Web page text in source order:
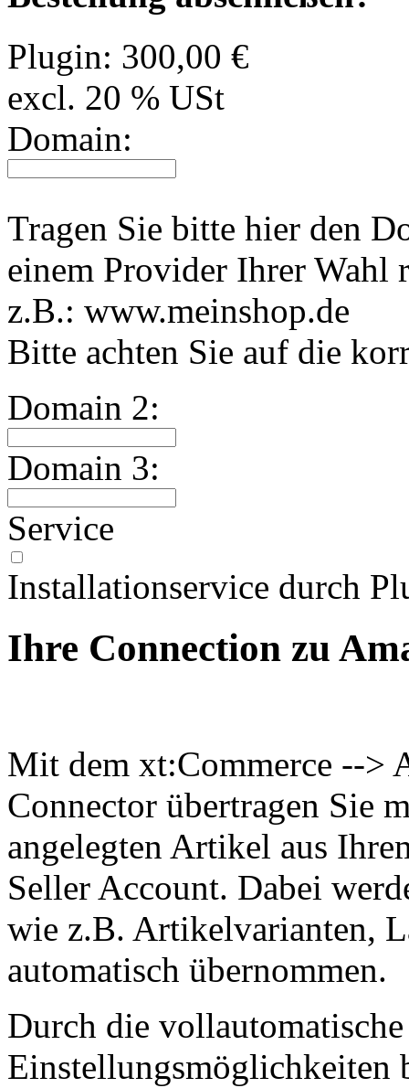
Plugin: 300,00 €
excl. 20 % USt
Domain:
Tragen Sie bitte hier den
einem Provider Ihrer Wahl
z.B.: www.meinshop.de
Bitte achten Sie auf die
Domain 2:
Domain 3:
Service
Installationservice durch
Ihre Connection zu
Mit dem xt:Commerce --
Connector übertragen Sie
angelegten Artikel aus
Seller Account. Dabei
wie z.B. Artikelvarianten,
automatisch übernommen.
Durch die
Einstellungsmöglichkeiten